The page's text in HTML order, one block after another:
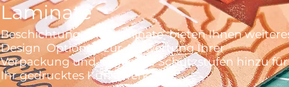
Laminate
Beschichtung und Laminate bieten Ihnen
Design Optionen zur Aufwertung Ihrer
Verpackung und fügen Sie Schutzstufen hinzu
Ihr gedrucktes Kunstwerk.